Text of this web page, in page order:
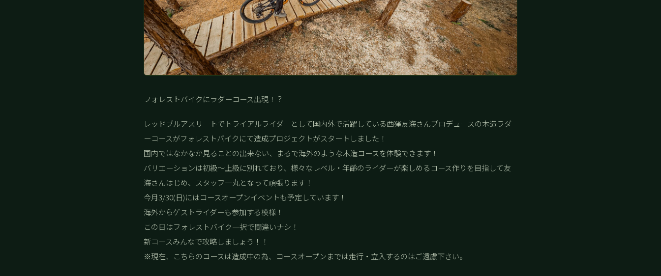
フォレストバイクにラダーコース出現！？
レッドブルアスリートでトライアルライダーとして国内外で活躍している西窪友海さんプロデュースの木造ラダ
ーコースがフォレストバイクにて造成プロジェクトがスタートしました！
国内ではなかなか見ることの出来ない、まるで海外のような木造コースを体験できます！
バリエーションは初級〜上級に別れており、様々なレベル・年齢のライダーが楽しめるコース作りを目指して友
海さんはじめ、スタッフ一丸となって頑張ります！
今月3/30(日)にはコースオープンイベントも予定しています！
海外からゲストライダーも参加する模様！
この日はフォレストバイク一択で間違いナシ！
新コースみんなで攻略しましょう！！
※現在、こちらのコースは造成中の為、コースオープンまでは走行・立入するのはご遠慮下さい。